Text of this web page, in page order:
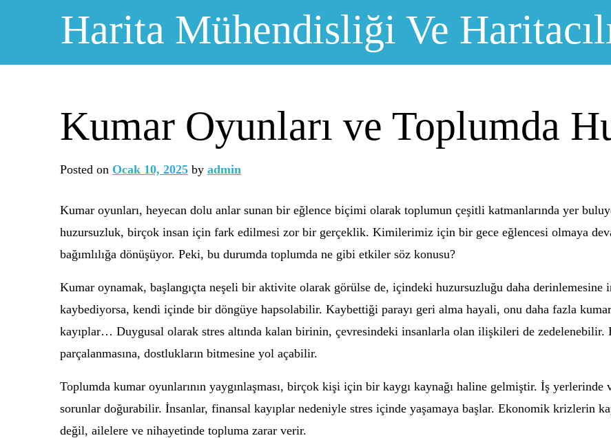
Harita Mühendisliği Ve
Kumar Oyunları ve Toplumda
Posted on Ocak 10, 2025 by admin
Kumar oyunları, heyecan dolu anlar sunan bir eğlence biçimi olarak toplumun çeşitli katmanlarında yer
huzursuzluk, birçok insan için fark edilmesi zor bir gerçeklik. Kimilerimiz için bir gece eğlencesi olmaya
bağımlılığa dönüşüyor. Peki, bu durumda toplumda ne gibi etkiler söz konusu?
Kumar oynamak, başlangıçta neşeli bir aktivite olarak görülse de, içindeki huzursuzluğu daha
kaybediyorsa, kendi içinde bir döngüye hapsolabilir. Kaybettiği parayı geri alma hayali, onu daha fazla
kayıplar… Duygusal olarak stres altında kalan birinin, çevresindeki insanlarla olan ilişkileri de
parçalanmasına, dostlukların bitmesine yol açabilir.
Toplumda kumar oyunlarının yaygınlaşması, birçok kişi için bir kaygı kaynağı haline gelmiştir. İş
sorunlar doğurabilir. İnsanlar, finansal kayıplar nedeniyle stres içinde yaşamaya başlar. Ekonomik krizlerin
değil, ailelere ve nihayetinde topluma zarar verir.